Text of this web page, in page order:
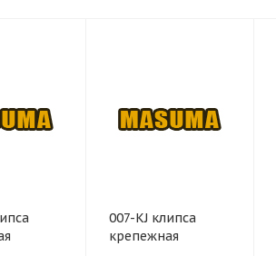
007-KJ клипса
крепежная